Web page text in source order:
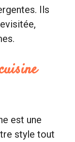
Ils
est une
style tout